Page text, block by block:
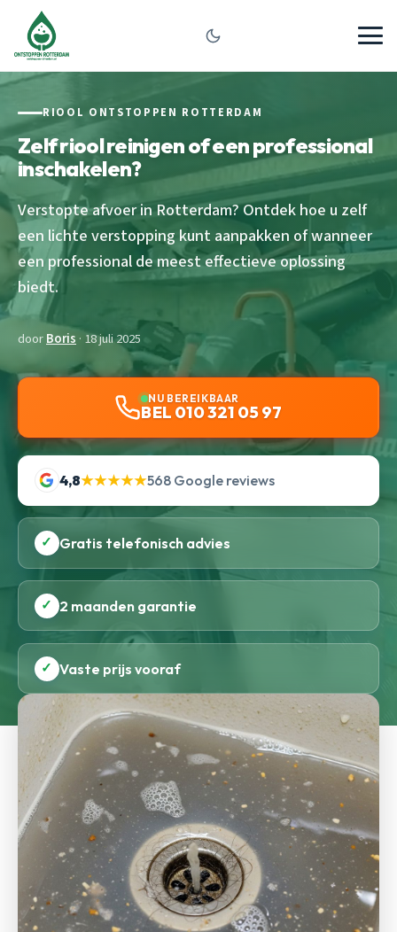
RIOOL ONTSTOPPEN ROTTERDAM
Zelf riool reinigen of een professional
inschakelen?
Verstopte afvoer in Rotterdam? Ontdek hoe u zelf
een lichte verstopping kunt aanpakken of wanneer
een professional de meest effectieve oplossing
biedt.
doorBoris · 18 juli 2025
NU BEREIKBAAR
BEL 010 321 05 97
4,8★★★★★568 Google reviews
✓ Gratis telefonisch advies
✓ 2 maanden garantie
✓ Vaste prijs vooraf